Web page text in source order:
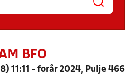
BFO
11:11 - forår 2024, Pulje 466